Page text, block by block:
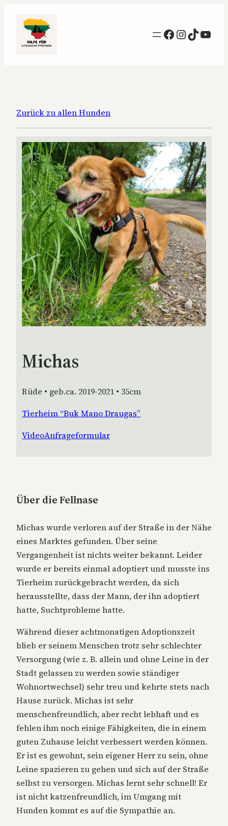
Facebook
TikTok
Zurück zu allen Hunden
Michas
Rüde • geb.ca. 2019-2021 • 35cm
Tierheim “Buk Mano Draugas”
VideoAnfrageformular
Über die Fellnase
Michas wurde verloren auf der Straße in der Nähe
eines Marktes gefunden. Über seine
Vergangenheit ist nichts weiter bekannt. Leider
wurde er bereits einmal adoptiert und musste ins
Tierheim zurückgebracht werden, da sich
herausstellte, dass der Mann, der ihn adoptiert
hatte, Suchtprobleme hatte.
Während dieser achtmonatigen Adoptionszeit
blieb er seinem Menschen trotz sehr schlechter
Versorgung (wie z. B. allein und ohne Leine in der
Stadt gelassen zu werden sowie ständiger
Wohnortwechsel) sehr treu und kehrte stets nach
Hause zurück. Michas ist sehr
menschenfreundlich, aber recht lebhaft und es
fehlen ihm noch einige Fähigkeiten, die in einem
guten Zuhause leicht verbessert werden können.
Er ist es gewohnt, sein eigener Herr zu sein, ohne
Leine spazieren zu gehen und sich auf der Straße
selbst zu versorgen. Michas lernt sehr schnell! Er
ist nicht katzenfreundlich, im Umgang mit
Hunden kommt es auf die Sympathie an.